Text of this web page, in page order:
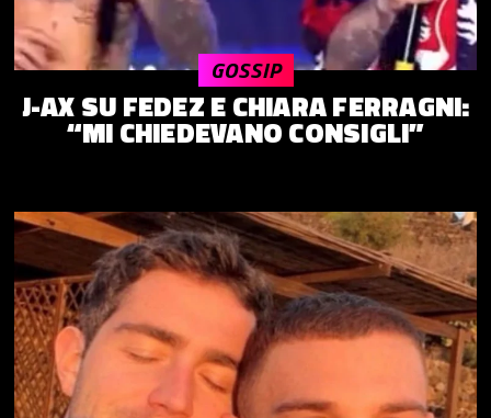
J-AX SU FEDEZ E CHIARA FERRAGNI:
“MI CHIEDEVANO CONSIGLI”
GOSSIP